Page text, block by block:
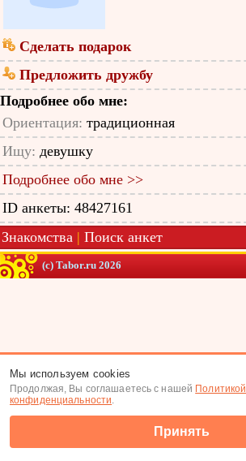
Сделать подарок
Предложить дружбу
Подробнее обо мне:
Ориентация: традиционная
Ищу: девушку
Подробнее обо мне >>
ID анкеты: 48427161
Знакомства | Поиск анкет
(c) Tabor.ru 2026
Мы используем cookies
Продолжая, Вы соглашаетесь с нашей Политикой
конфиденциальности.
Принять